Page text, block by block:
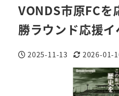
VONDS市原FCを
勝ラウンド応援
投稿日
2025-11-13
更新日
2026-01-